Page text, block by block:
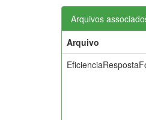
Arquivos
Arquivo